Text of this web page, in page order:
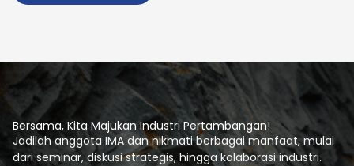
Bersama, Kita Majukan Industri Pertambangan!
Jadilah anggota IMA dan nikmati berbagai manfaat, mulai
dari seminar, diskusi strategis, hingga kolaborasi industri.